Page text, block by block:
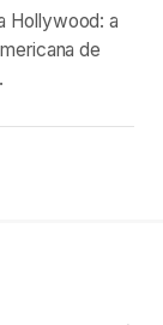
Hollywood: a
de